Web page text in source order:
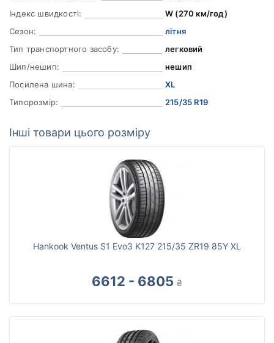
Індекс швидкості:
W (270 км/год)
Сезон:
літня
Тип транспортного засобу:
легковий
Шип/нешип:
нешип
Посилена шина:
XL
Типорозмір:
215/35 R19
Інші товари цього розміру
Hankook Ventus S1 Evo3 K127 215/35 ZR19 85Y XL
6612 - 6805 ₴